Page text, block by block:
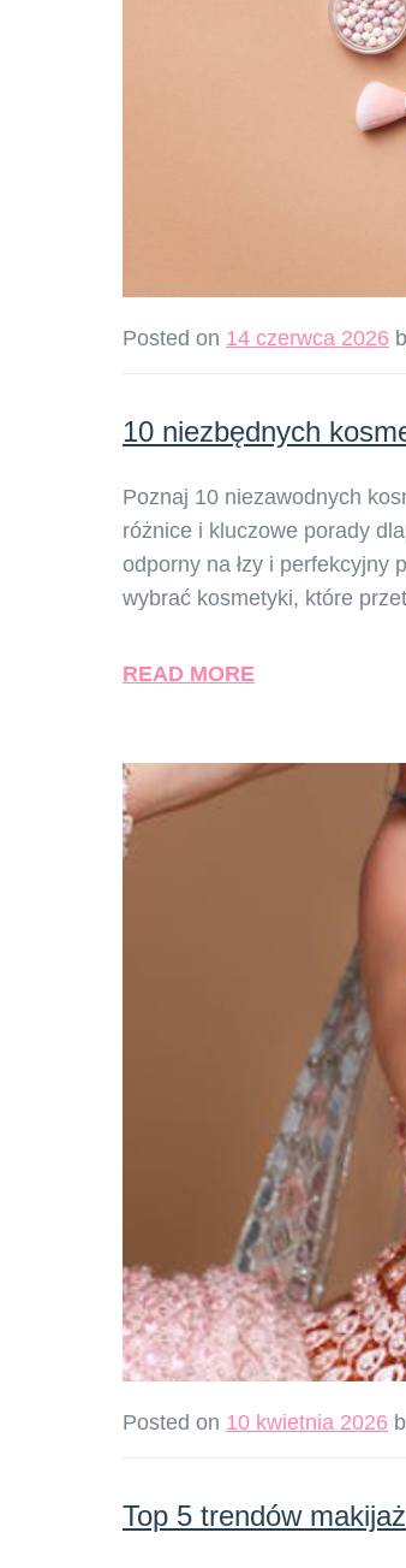
Posted on 14 czerwca 2026
10 niezbędnych
Poznaj 10 niezawodnych
różnice i kluczowe porady
odporny na łzy i perfekcyjny
wybrać kosmetyki, które
READ MORE
Posted on 10 kwietnia 2026
Top 5 trendów